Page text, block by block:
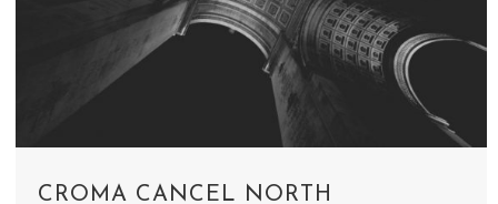
CROMA CANCEL NORTH